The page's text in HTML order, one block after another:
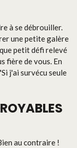
à se débrouiller.
une petite galère
petit défi relevé
fière de vous. En
j'ai survécu seule
au contraire !